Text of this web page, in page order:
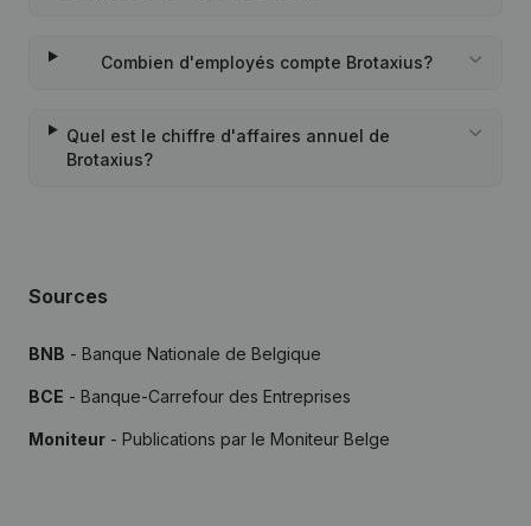
Combien d'employés compte Brotaxius?
Quel est le chiffre d'affaires annuel de
Brotaxius?
Sources
BNB - Banque Nationale de Belgique
BCE - Banque-Carrefour des Entreprises
Moniteur - Publications par le Moniteur Belge